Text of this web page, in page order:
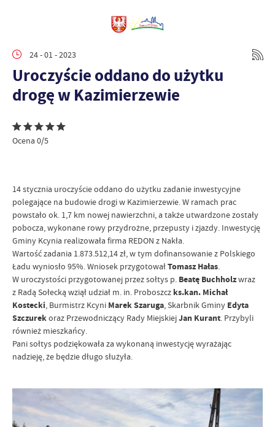
24 - 01 - 2023
Uroczyście oddano do użytku
drogę w Kazimierzewie
Ocena 0/5
14 stycznia uroczyście oddano do użytku zadanie inwestycyjne
polegające na budowie drogi w Kazimierzewie. W ramach prac
powstało ok. 1,7 km nowej nawierzchni, a także utwardzone zostały
pobocza, wykonane rowy przydrożne, przepusty i zjazdy. Inwestycję
Gminy Kcynia realizowała firma REDON z Nakła.
Wartość zadania 1.873.512,14 zł, w tym dofinansowanie z Polskiego
Ładu wyniosło 95%. Wniosek przygotowałTomasz Hałas.
W uroczystości przygotowanej przez sołtys p. Beatę Buchholzwraz
z Radą Sołecką wziął udział m. in. Proboszcz ks.kan. Michał
Kostecki, Burmistrz Kcyni Marek Szaruga, Skarbnik Gminy Edyta
Szczurekoraz Przewodniczący Rady MiejskiejJan Kurant. Przybyli
również mieszkańcy.
Pani sołtys podziękowała za wykonaną inwestycję wyrażając
nadzieję, że będzie długo służyła.